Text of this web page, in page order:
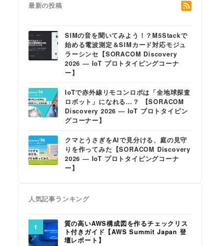
最新の投稿
SIMの音を聞いてみよう！？M5Stackで
始める電波測定＆SIMカード対応モジュ
ラーシンセ【SORACOM Discovery
2026 ― IoT プロトタイピングコーナ
ー】
IoTで赤外線リモコンロボは「全地球探査
ロボット」になれる…？ 【SORACOM
Discovery 2026 ― IoT プロトタイピン
グコーナー】
クマとうさぎをAIで見分ける、庭の見守
りを作ってみた【SORACOM Discovery
2026 ― IoT プロトタイピングコーナ
ー】
人気記事ランキング
質の高いAWS構成図を作るチェックリス
ト付きガイド【AWS Summit Japan 登
壇レポート】